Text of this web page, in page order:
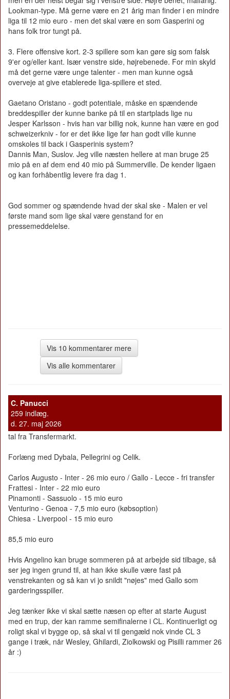
Lookman-type. Må gerne være en 21 årig man finder i en mindre
liga til 12 mio euro - men det skal være en som Gasperini og
hans folk tror tungt på.
3. Flere offensive kort. 2-3 spillere som kan gøre sig som falsk
9'er og/eller kant. Især venstre side, højrebenede. For min skyld
må det gerne være unge talenter - men man kunne også
overveje at give etablerede liga-spillere et sted.
Gaetano Oristano - godt potentiale, måske en spændende
breddespiller der kunne banke på til en startplads lige nu
Jesper Karlsson - hvis han var billig nok, kunne han være en god
schweizerkniv - for er det ikke lige før han godt ville kunne
omskoles til back i Gasperinis system?
Dannis Man, Suslov. Jeg ville næsten hellere at man bruge 25
mio på en af dem end 40 mio på Summerville. De kender ligaen
og kan forhåbentlig levere fra dag 1.
God sommer og spændende hvad der skal ske - Malen er vel
første mand som lige skal være genstand for en
pressemeddelelse.
Vis 10 kommentarer mere
Vis alle kommentarer
C. Panucci
259 indlæg.
d. 27. maj 2026
tal fra Transfermarkt.
Forlæng med Dybala, Pellegrini og Celik.
Carlos Augusto - Inter - 26 mio euro / Gallo - Lecce - fri transfer
Frattesi - Inter - 22 mio euro
Pinamonti - Sassuolo - 15 mio euro
Venturino - Genoa - 7,5 mio euro (købsoption)
Chiesa - Liverpool - 15 mio euro
85,5 mio euro
Hvis Angelino kan bruge sommeren på at arbejde sid tilbage, så
ser jeg ingen grund til, at han ikke skulle være fast på
venstrekanten og så kan vi jo snildt "nøjes" med Gallo som
garderingsspiller.
Jeg tænker ikke vi skal sætte næsen op efter at starte August
med en trup, der kan ramme semifinalerne i CL. Kontinuerligt og
roligt skal vi bygge op, så skal vi til gengæld nok vinde CL 3
gange i træk, når Wesley, Ghilardi, Ziolkowski og Pisilli rammer 26
år :)